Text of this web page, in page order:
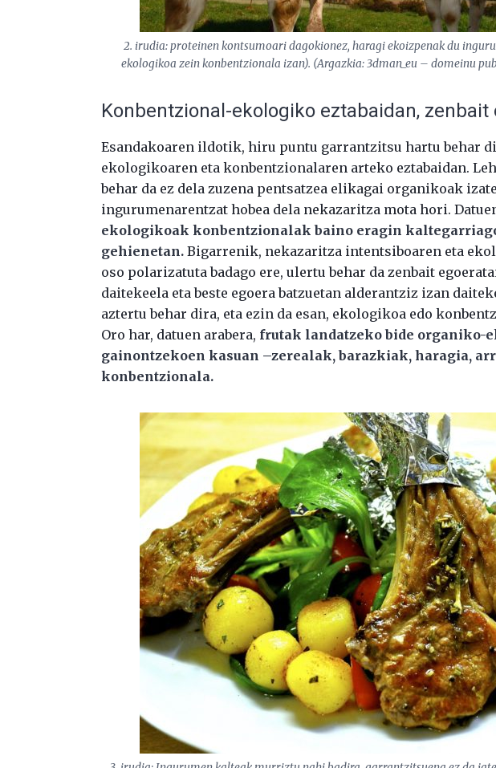
2. irudia: proteinen kontsumoari dagokionez, haragi ekoizpenak du
ekologikoa zein konbentzionala izan). (Argazkia: 3dman_eu – domeinu
Konbentzional-ekologiko eztabaidan, zenbait
Esandakoaren ildotik, hiru puntu garrantzitsu hartu behar
ekologikoaren eta konbentzionalaren arteko eztabaidan.
behar da ez dela zuzena pentsatzea elikagai organikoak
ingurumenarentzat hobea dela nekazaritza mota hori.
ekologikoak konbentzionalak baino eragin
gehienetan. Bigarrenik, nekazaritza intentsiboaren eta
oso polarizatuta badago ere, ulertu behar da zenbait
daitekeela eta beste egoera batzuetan alderantziz izan
aztertu behar dira, eta ezin da esan, ekologikoa edo
Oro har, datuen arabera, frutak landatzeko bide organiko-
gainontzekoen kasuan –zerealak, barazkiak, haragia,
konbentzionala.